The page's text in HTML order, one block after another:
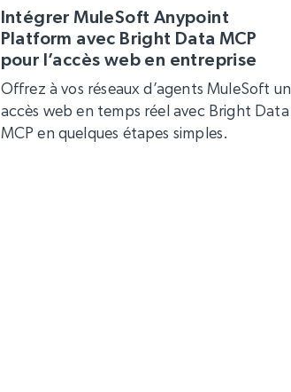
Intégrer MuleSoft Anypoint
Platform avec Bright Data MCP
pour l’accès web en entreprise
Offrez à vos réseaux d’agents MuleSoft un
accès web en temps réel avec Bright Data
MCP en quelques étapes simples.